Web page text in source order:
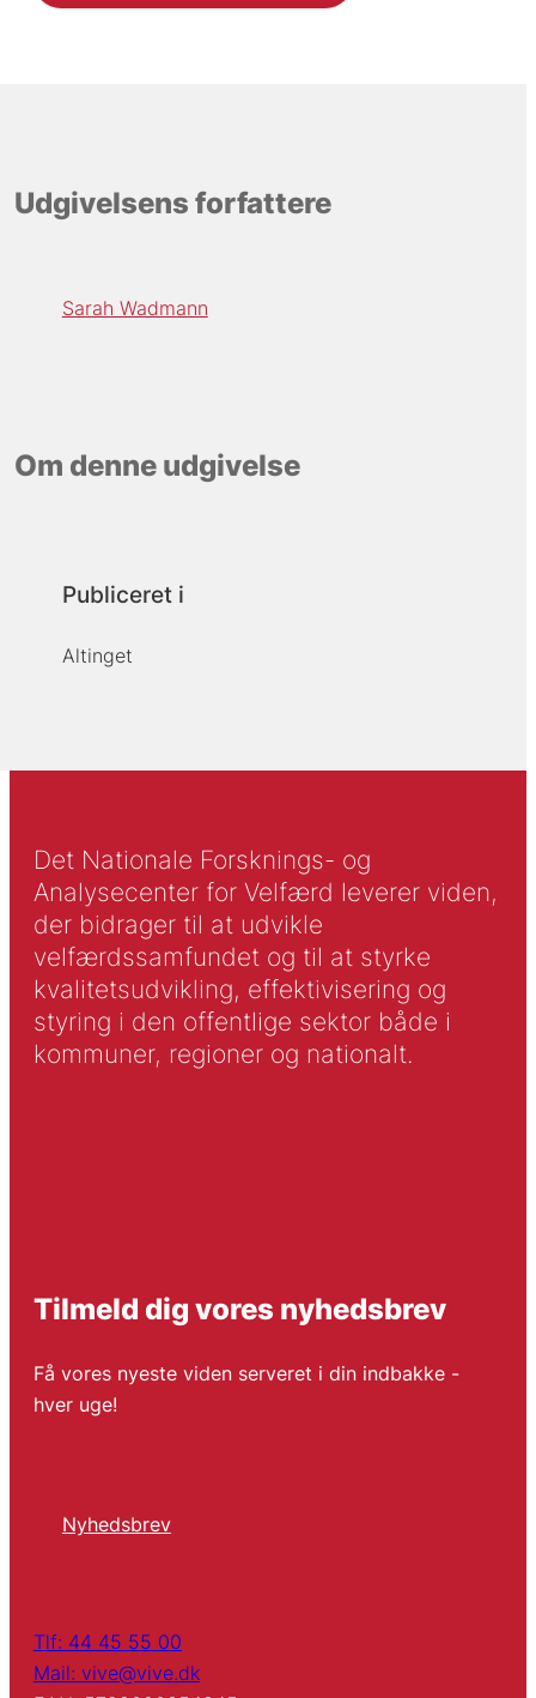
Udgivelsens forfattere
Sarah Wadmann
Om denne udgivelse
Publiceret i
Altinget
Det Nationale Forsknings- og
Analysecenter for Velfærd leverer viden,
der bidrager til at udvikle
velfærdssamfundet og til at styrke
kvalitetsudvikling, effektivisering og
styring i den offentlige sektor både i
kommuner, regioner og nationalt.
Tilmeld dig vores nyhedsbrev
Få vores nyeste viden serveret i din indbakke -
hver uge!
Nyhedsbrev
Tlf: 44 45 55 00
Mail: vive@vive.dk